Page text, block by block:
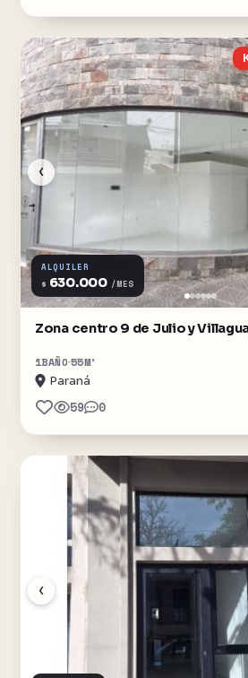
‹
ALQUILER
$ 630.000 /MES
Zona centro 9 de Julio y
1BAÑO55M²
Paraná
59 0
‹